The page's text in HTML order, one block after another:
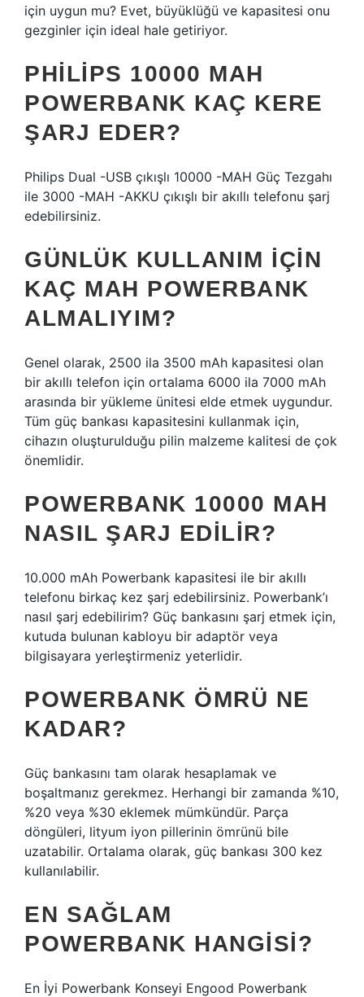
için uygun mu? Evet, büyüklüğü ve kapasitesi onu
gezginler için ideal hale getiriyor.
PHILIPS 10000 MAH
POWERBANK KAÇ KERE
ŞARJ EDER?
Philips Dual -USB çıkışlı 10000 -MAH Güç Tezgahı
ile 3000 -MAH -AKKU çıkışlı bir akıllı telefonu şarj
edebilirsiniz.
GÜNLÜK KULLANIM IÇIN
KAÇ MAH POWERBANK
ALMALIYIM?
Genel olarak, 2500 ila 3500 mAh kapasitesi olan
bir akıllı telefon için ortalama 6000 ila 7000 mAh
arasında bir yükleme ünitesi elde etmek uygundur.
Tüm güç bankası kapasitesini kullanmak için,
cihazın oluşturulduğu pilin malzeme kalitesi de çok
önemlidir.
POWERBANK 10000 MAH
NASIL ŞARJ EDILIR?
10.000 mAh Powerbank kapasitesi ile bir akıllı
telefonu birkaç kez şarj edebilirsiniz. Powerbank’ı
nasıl şarj edebilirim? Güç bankasını şarj etmek için,
kutuda bulunan kabloyu bir adaptör veya
bilgisayara yerleştirmeniz yeterlidir.
POWERBANK ÖMRÜ NE
KADAR?
Güç bankasını tam olarak hesaplamak ve
boşaltmanız gerekmez. Herhangi bir zamanda %10,
%20 veya %30 eklemek mümkündür. Parça
döngüleri, lityum iyon pillerinin ömrünü bile
uzatabilir. Ortalama olarak, güç bankası 300 kez
kullanılabilir.
EN SAĞLAM
POWERBANK HANGISI?
En İyi Powerbank Konseyi Engood Powerbank